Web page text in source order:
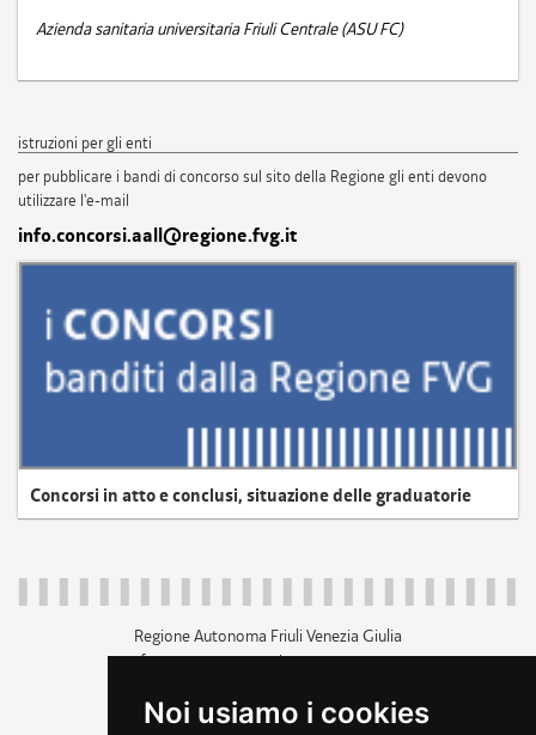
Noi usiamo i cookies
Azienda sanitaria universitaria Friuli Centrale (ASU FC)
istruzioni per gli enti
per pubblicare i bandi di concorso sul sito della Regione gli enti devono
utilizzare l'e-mail
info.concorsi.aall@regione.fvg.it
Concorsi in atto e conclusi, situazione delle graduatorie
Regione Autonoma Friuli Venezia Giulia
c.f. 80014930327; p.iva 00526040324
+39 040 3771111